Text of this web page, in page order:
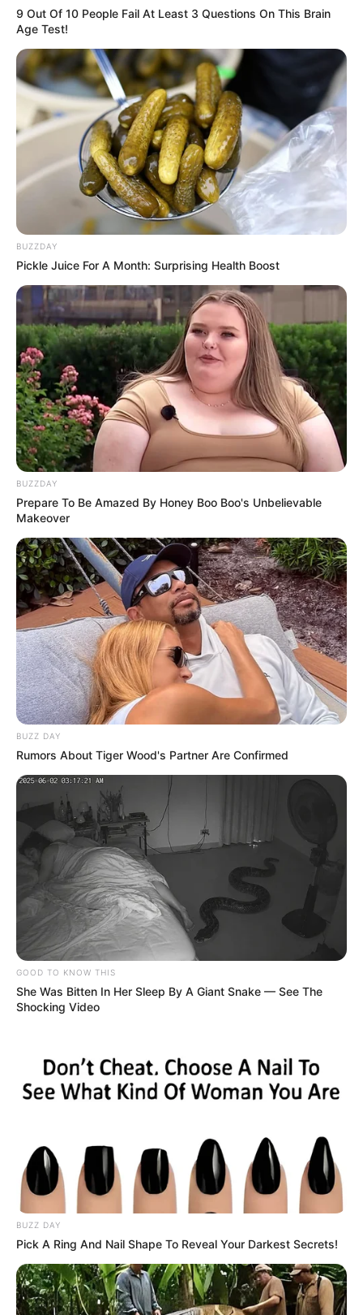
9 Out Of 10 People Fail At Least 3 Questions On This Brain
Age Test!
BUZZDAY
Pickle Juice For A Month: Surprising Health Boost
BUZZDAY
Prepare To Be Amazed By Honey Boo Boo's Unbelievable
Makeover
BUZZ DAY
Rumors About Tiger Wood's Partner Are Confirmed
GOOD TO KNOW THIS
She Was Bitten In Her Sleep By A Giant Snake — See The
Shocking Video
BUZZ DAY
Pick A Ring And Nail Shape To Reveal Your Darkest Secrets!